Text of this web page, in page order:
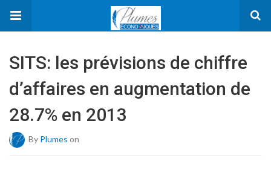
SITS: les prévisions de chiffre
d’affaires en augmentation de
28.7% en 2013
By Plumes on